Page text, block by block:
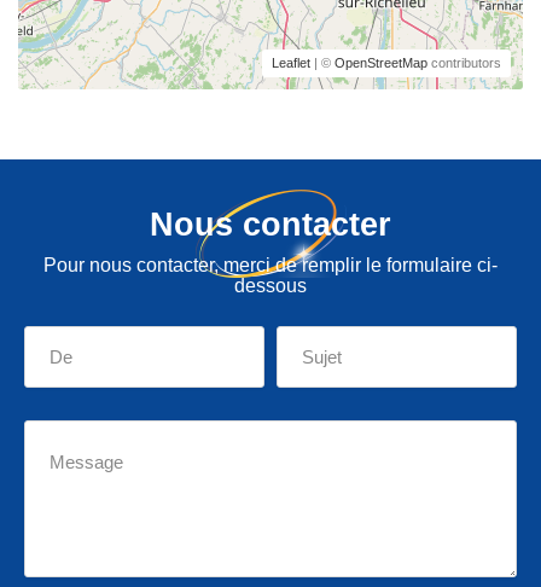
Leaflet | © OpenStreetMap contributors
Nous contacter
Pour nous contacter, merci de remplir le formulaire ci-
dessous